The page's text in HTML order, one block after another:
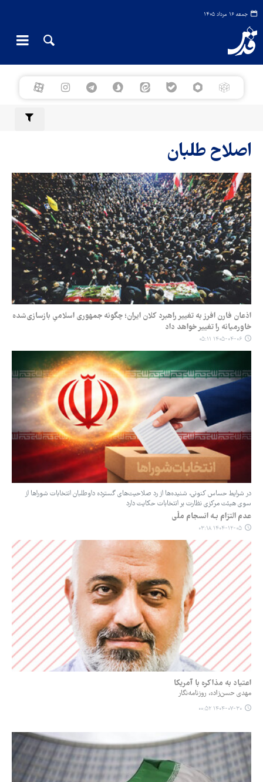
جمعه ۱۶ مرداد ۱۴۰۵
اصلاح طلبان
اذعان فارن افرز به تغییر راهبرد کلان ایران؛ چگونه جمهوری اسلامیِ بازسازی‌شده
خاورمیانه را تغییر خواهد داد
۱۴۰۵-۰۴-۰۶ ۰۵:۱۱
در شرایط حساس کنونی، شنیده‌ها از رد صلاحیت‌های گسترده داوطلبان انتخابات شوراها از
سوی هیئت مرکزی نظارت بر انتخابات حکایت دارد
عدم التزام بـه انسجام ملّی
۱۴۰۴-۱۲-۰۵ ۰۳:۱۸
اعتیاد به مذاکره با آمریکا
مهدی حسن‌زاده، روزنامه‌نگار
۱۴۰۴-۰۷-۳۰ ۰۰:۵۲